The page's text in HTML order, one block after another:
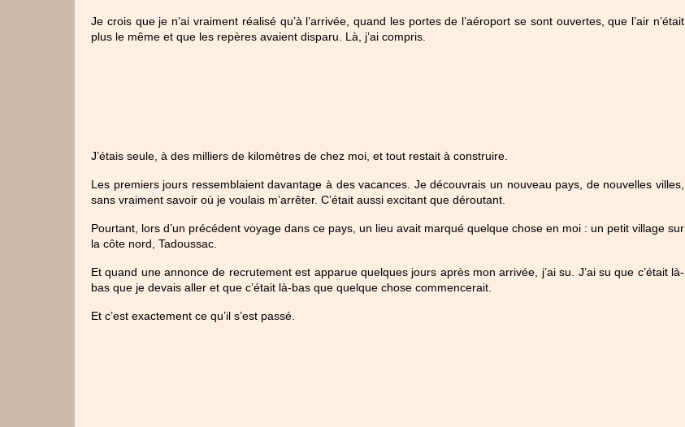
Je crois que je n’ai vraiment réalisé qu’à l’arrivée, quand les portes de l’aéroport se sont ouvertes, que l’air n’était
plus le même et que les repères avaient disparu. Là, j’ai compris.
J’étais seule, à des milliers de kilomètres de chez moi, et tout restait à construire.
Les premiers jours ressemblaient davantage à des vacances. Je découvrais un nouveau pays, de nouvelles villes,
sans vraiment savoir où je voulais m’arrêter. C’était aussi excitant que déroutant.
Pourtant, lors d’un précédent voyage dans ce pays, un lieu avait marqué quelque chose en moi : un petit village sur
la côte nord, Tadoussac.
Et quand une annonce de recrutement est apparue quelques jours après mon arrivée, j’ai su. J’ai su que c’était là-
bas que je devais aller et que c’était là-bas que quelque chose commencerait.
Et c’est exactement ce qu’il s’est passé.